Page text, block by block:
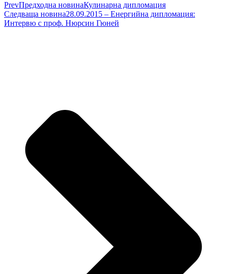
PrevПредходна новинаКулинарна дипломация
Следваща новина28.09.2015 – Енергийна дипломация:
Интервю с проф. Нюрсин Гюней